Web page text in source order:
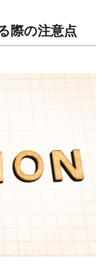
際の注意点